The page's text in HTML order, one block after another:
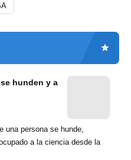
hunden y a
una persona se hunde,
a la ciencia desde la